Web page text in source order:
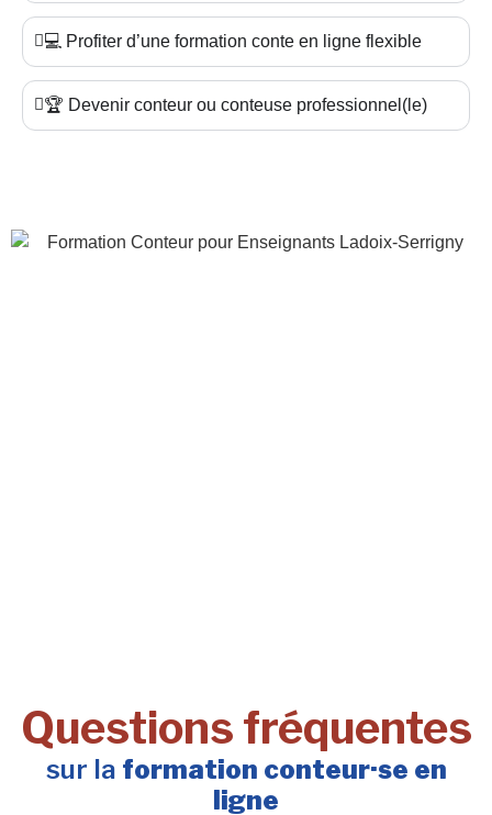
💻 Profiter d’une formation conte en ligne flexible
🏆 Devenir conteur ou conteuse professionnel(le)
Questions fréquentes
sur la formation conteur·se en
ligne